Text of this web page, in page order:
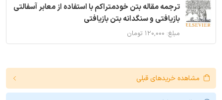
ترجمه مقاله بتن خودمتراکم با استفاده از معابر آسفالتی
بازیافتی و سنگدانه بتن بازیافتی
مبلغ: ۱۲۰,۰۰۰ تومان
مشاهده خریدهای قبلی